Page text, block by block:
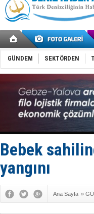
GÜNDEM SEKTÖRDEN
Bebek
yangını
Ana Sayfa »